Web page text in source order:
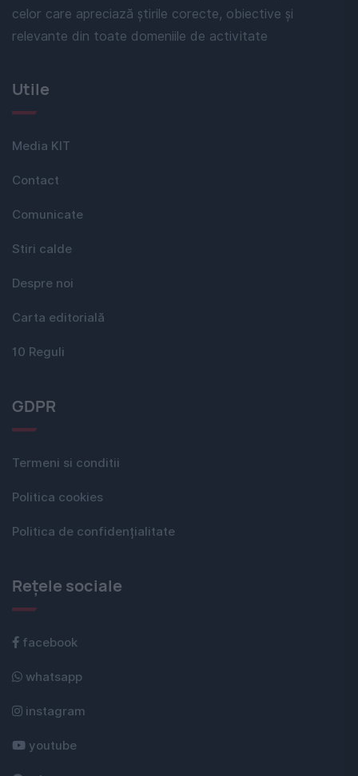
celor care apreciază știrile corecte, obiective și
relevante din toate domeniile de activitate
Utile
Media KIT
Contact
Comunicate
Stiri calde
Despre noi
Carta editorială
10 Reguli
GDPR
Termeni si conditii
Politica cookies
Politica de confidențialitate
Rețele sociale
facebook
whatsapp
instagram
youtube